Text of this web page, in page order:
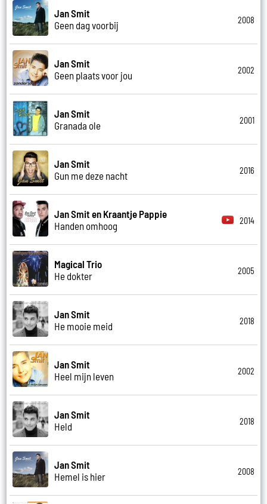
Jan Smit
Geen dag voorbij
2008
Jan Smit
Geen plaats voor jou
2002
Jan Smit
Granada ole
2001
Jan Smit
Gun me deze nacht
2016
Jan Smit en Kraantje Pappie
Handen omhoog
2014
Magical Trio
He dokter
2005
Jan Smit
He mooie meid
2018
Jan Smit
Heel mijn leven
2002
Jan Smit
Held
2018
Jan Smit
Hemel is hier
2008